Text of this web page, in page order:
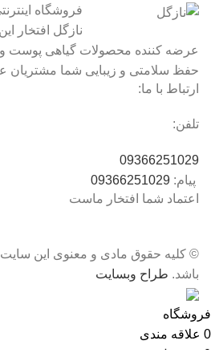
فروشگاه
عرضه کننده محصولات گیاهی پوست و
حفظ سلامتی و زیبایی شما مشتریان
ارتباط با ما:
تلفن:
09366251029
پیام: 09366251029
اعتماد شما افتخار ماست
© کلیه حقوق مادی و معنوی این سایت
باشد. طراح وبسایت
فروشگاه
0 علاقه مندی
0
محصول